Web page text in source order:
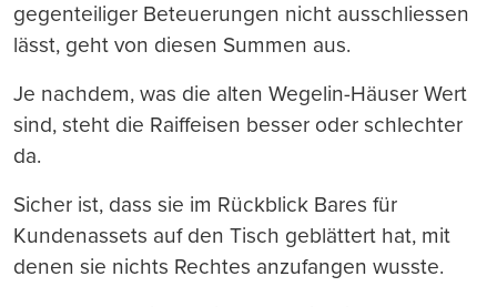
gegenteiliger Beteuerungen nicht ausschliessen
lässt, geht von diesen Summen aus.
Je nachdem, was die alten Wegelin-Häuser Wert
sind, steht die Raiffeisen besser oder schlechter
da.
Sicher ist, dass sie im Rückblick Bares für
Kundenassets auf den Tisch geblättert hat, mit
denen sie nichts Rechtes anzufangen wusste.